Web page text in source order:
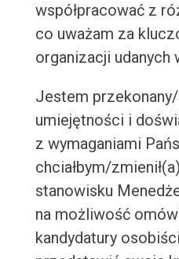
współpracować z
co uważam za
organizacji udanych
Jestem
umiejętności i
z wymaganiami
chciałbym/
stanowisku
na możliwość
kandydatury